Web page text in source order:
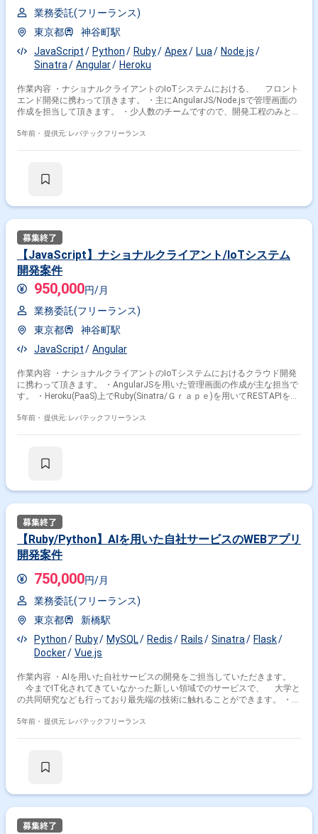
業務委託(フリーランス)
東京都
神谷町駅
JavaScript
Python Ruby Apex Lua
Node.js
Sinatra
Angular Heroku
作業内容 ・ナショナルクライアントのIoTシステムにおける、 フロント
エンド開発に携わって頂きます。 ・主にAngularJS/Node.jsで管理画面の
作成を担当して頂きます。 ・少人数のチームですので、開発工程のみとい
・言語を問わない方は、 RubyやPythonおよびCordovaの開発を依頼さ
5年前・ 提供元: レバテックフリーランス
【JavaScript】ナショナルクライアント/IoTシステム
開発案件
950,000円/月
業務委託(フリーランス)
東京都
神谷町駅
JavaScript
Angular
作業内容 ・ナショナルクライアントのIoTシステムにおけるクラウド開発
に携わって頂きます。 ・AngularJSを用いた管理画面の作成が主な担当で
す。 ・Heroku(PaaS)上でRuby(Sinatra/Ｇｒａｐｅ)を用いてRESTAPIを作
います。 ・少人数のチームですので、開発工程のみというより、 広め
5年前・ 提供元: レバテックフリーランス
【Ruby/Python】AIを用いた自社サービスのWEBアプリ
開発案件
750,000円/月
業務委託(フリーランス)
東京都
新橋駅
Python
Ruby MySQL Redis Rails Sinatra
Flask
Docker
Vue.js
作業内容 ・AIを用いた自社サービスの開発をご担当していただきます。
今までIT化されてきていなかった新しい領域でのサービスで、 大学と
の共同研究なども行っており最先端の技術に触れることができます。 ・設
5年前・ 提供元: レバテックフリーランス